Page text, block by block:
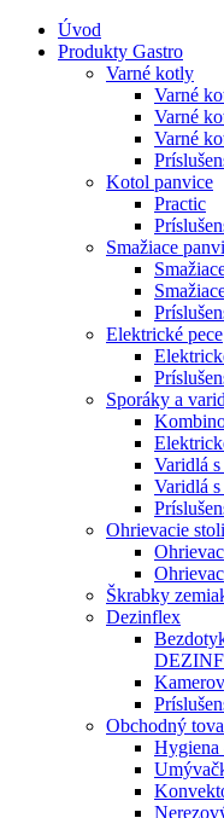
Úvod
Produkty Gastro
Varné kotly
Varné
Varné
Varné
Kotol panvice
Practic
Smažiace
Elektrické pece
Sporáky a
Varidlá
Varidlá
Ohrievacie
Škrabky
Dezinflex
Obchodný
Hygiena